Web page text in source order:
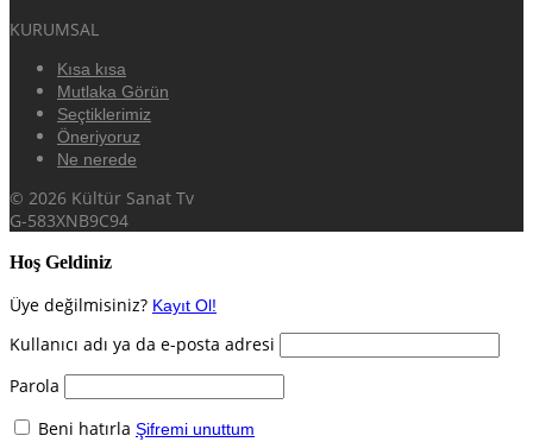
KURUMSAL
Kısa kısa
Mutlaka Görün
Seçtiklerimiz
Öneriyoruz
Ne nerede
© 2026 Kültür Sanat Tv
G-583XNB9C94
Hoş Geldiniz
Üye değilmisiniz? Kayıt Ol!
Kullanıcı adı ya da e-posta adresi
Parola
Beni hatırla Şifremi unuttum